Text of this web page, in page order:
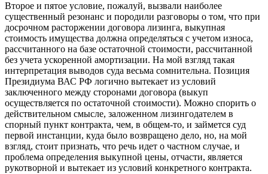
Второе и пятое условие, пожалуй, вызвали наиболее
существенный резонанс и породили разговоры о том, что при
досрочном расторжении договора лизинга, выкупная
стоимость имущества должна определяться с учетом износа,
рассчитанного на базе остаточной стоимости, рассчитанной
без учета ускоренной амортизации. На мой взгляд такая
интерпретация выводов суда весьма сомнительна. Позиция
Президиума ВАС РФ логично вытекает из условий
заключенного между сторонами договора (выкуп
осуществляется по остаточной стоимости). Можно спорить о
действительном смысле, заложенном лизингодателем в
спорный пункт контракта, чем, в общем-то, и займется суд
первой инстанции, куда было возвращено дело, но, на мой
взгляд, стоит признать, что речь идет о частном случае, и
проблема определения выкупной цены, отчасти, является
рукотворной и вытекает из условий конкретного контракта.